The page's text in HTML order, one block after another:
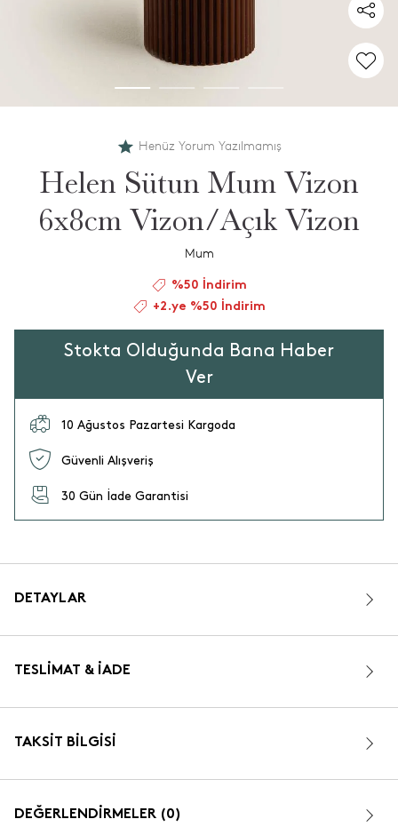
Henüz Yorum Yazılmamış
Helen Sütun Mum Vizon
6x8cm Vizon/Açık Vizon
Mum
%50 İndirim
+2.ye %50 İndirim
Stokta Olduğunda Bana Haber
Ver
10 Ağustos Pazartesi Kargoda
Güvenli Alışveriş
30 Gün İade Garantisi
DETAYLAR
TESLIMAT & İADE
TAKSIT BILGISI
DEĞERLENDİRMELER (0)